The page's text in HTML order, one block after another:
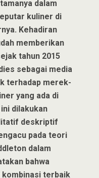
dalam
kuliner di
Kehadiran
memberikan
tahun 2015
sebagai media
terhadap merek-
yang ada di
dilakukan
deskriptif
pada teori
dalam
bahwa
terbaik